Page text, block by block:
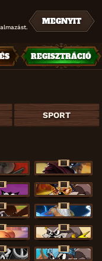
MEGNYIT
REGISZTRÁCIÓ
SPORT
Wanted: Dead or a Wild
ÚJ
Duel at Dawn
ÚJ
Le King
ÚJ
Ze Zeus
ÚJ
Le Zeus
ÚJ
Le Viking